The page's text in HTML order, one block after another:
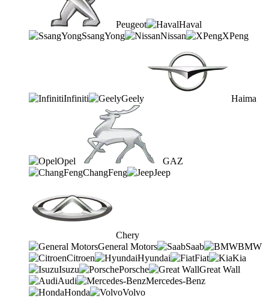
Peugeot
Haval
SsangYong
Nissan XPeng
Infiniti Geely Haima
Opel
GAZ
ChangFeng
Jeep
Chery
General Motors
Saab
BMW
Citroen
Hyundai Fiat
Kia
Isuzu
Porsche
Great Wall
Audi
Mercedes-Benz
Honda
Volvo